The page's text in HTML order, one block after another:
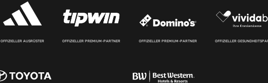
OFFIZIELLER AUSRÜSTER OFFIZIELLER PREMIUM-PARTNER OFFIZIELLER PREMIUM-PARTNER OFFIZIELLER